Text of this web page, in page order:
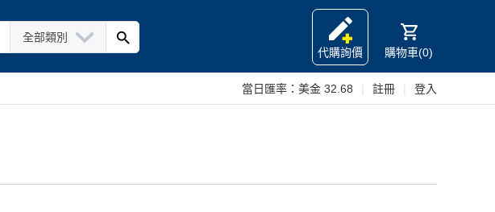
全部類別
代購詢價
購物車(0)
當日匯率： 美金 32.68 註冊 登入